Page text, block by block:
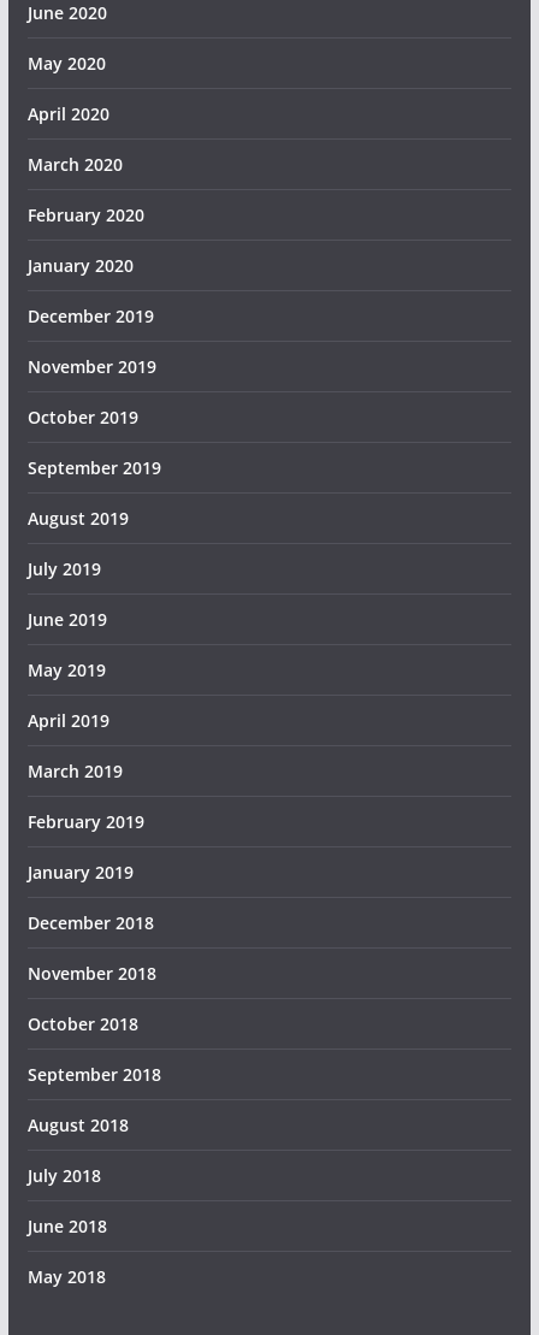
June 2020
May 2020
April 2020
March 2020
February 2020
January 2020
December 2019
November 2019
October 2019
September 2019
August 2019
July 2019
June 2019
May 2019
April 2019
March 2019
February 2019
January 2019
December 2018
November 2018
October 2018
September 2018
August 2018
July 2018
June 2018
May 2018